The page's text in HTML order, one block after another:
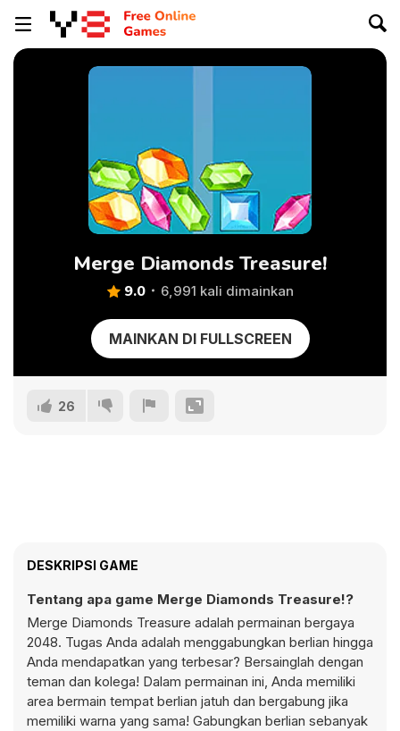
Merge Diamonds Treasure!
9.0 6,991 kali dimainkan
MAINKAN DI FULLSCREEN
26
DESKRIPSI GAME
Tentang apa game Merge Diamonds Treasure!?
Merge Diamonds Treasure adalah permainan bergaya
2048. Tugas Anda adalah menggabungkan berlian hingga
Anda mendapatkan yang terbesar? Bersainglah dengan
teman dan kolega! Dalam permainan ini, Anda memiliki
area bermain tempat berlian jatuh dan bergabung jika
memiliki warna yang sama! Gabungkan berlian sebanyak